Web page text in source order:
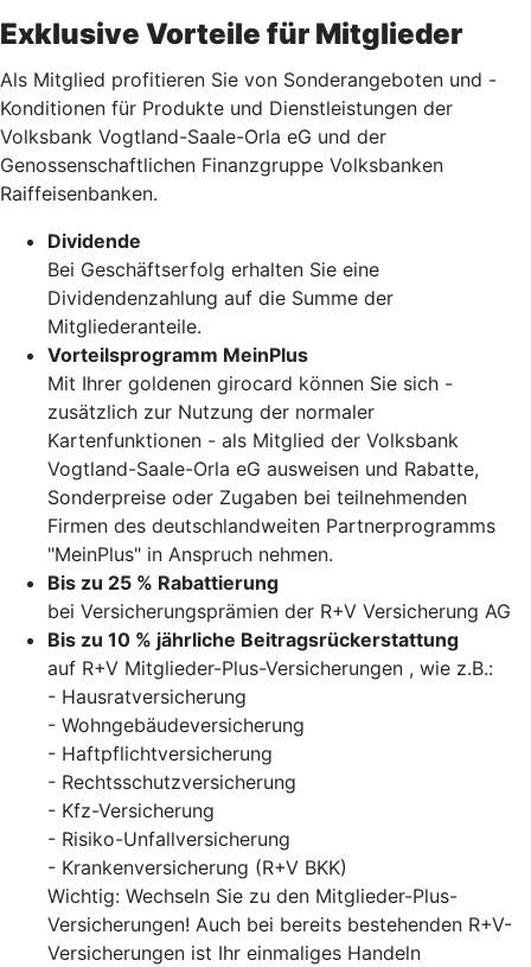
Exklusive Vorteile für Mitglieder
Als Mitglied profitieren Sie von Sonderangeboten und -
Konditionen für Produkte und Dienstleistungen der
Volksbank Vogtland-Saale-Orla eG und der
Genossenschaftlichen Finanzgruppe Volksbanken
Raiffeisenbanken.
Dividende
Bei Geschäftserfolg erhalten Sie eine
Dividendenzahlung auf die Summe der
Mitgliederanteile.
Vorteilsprogramm MeinPlus
Mit Ihrer goldenen girocard können Sie sich -
zusätzlich zur Nutzung der normaler
Kartenfunktionen - als Mitglied der Volksbank
Vogtland-Saale-Orla eG ausweisen und Rabatte,
Sonderpreise oder Zugaben bei teilnehmenden
Firmen des deutschlandweiten Partnerprogramms
"MeinPlus" in Anspruch nehmen.
Bis zu 25 % Rabattierung
bei Versicherungsprämien der R+V Versicherung AG
Bis zu 10 % jährliche Beitragsrückerstattung
auf R+V Mitglieder-Plus-Versicherungen , wie z.B.:
- Hausratversicherung
- Wohngebäudeversicherung
- Haftpflichtversicherung
- Rechtsschutzversicherung
- Kfz-Versicherung
- Risiko-Unfallversicherung
- Krankenversicherung (R+V BKK)
Wichtig: Wechseln Sie zu den Mitglieder-Plus-
Versicherungen! Auch bei bereits bestehenden R+V-
Versicherungen ist Ihr einmaliges Handeln